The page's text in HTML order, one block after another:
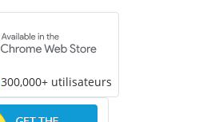
300,000+ utilisateurs